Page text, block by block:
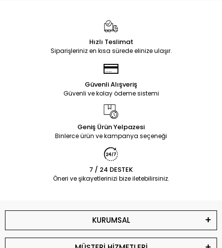
Hızlı Teslimat
Siparişleriniz en kısa sürede elinize ulaşır.
Güvenli Alışveriş
Güvenli ve kolay ödeme sistemi
Geniş Ürün Yelpazesi
Binlerce ürün ve kampanya seçeneği
7 / 24 DESTEK
Öneri ve şikayetlerinizi bize iletebilirsiniz.
KURUMSAL